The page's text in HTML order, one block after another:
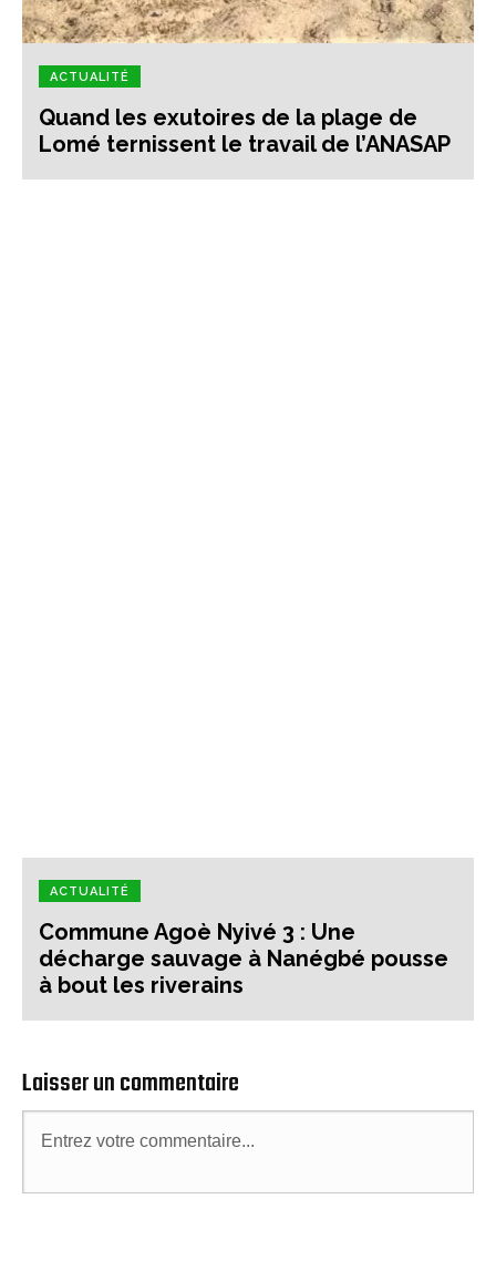
ACTUALITÉ
Quand les exutoires de la plage de
Lomé ternissent le travail de l’ANASAP
ACTUALITÉ
Commune Agoè Nyivé 3 : Une
décharge sauvage à Nanégbé pousse
à bout les riverains
Laisser un commentaire